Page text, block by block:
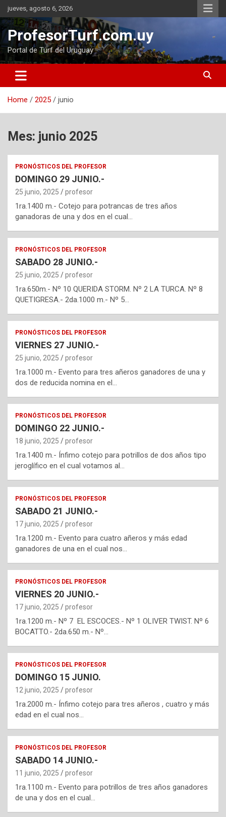
Skip
to
content
jueves, agosto 6, 2026
ProfesorTurf.com.uy
Portal de Turf del Uruguay
Home 2025 junio
Mes: junio 2025
PRONÓSTICOS DEL PROFESOR
DOMINGO 29 JUNIO.-
25 junio, 2025 profesor
1ra.1400 m.- Cotejo para potrancas de tres años
ganadoras de una y dos en el cual…
PRONÓSTICOS DEL PROFESOR
SABADO 28 JUNIO.-
25 junio, 2025 profesor
1ra.650m.- Nº 10 QUERIDA STORM. Nº 2 LA TURCA. Nº 8
QUETIGRESA.- 2da.1000 m.- Nº 5…
PRONÓSTICOS DEL PROFESOR
VIERNES 27 JUNIO.-
25 junio, 2025 profesor
1ra.1000 m.- Evento para tres añeros ganadores de una y
dos de reducida nomina en el…
PRONÓSTICOS DEL PROFESOR
DOMINGO 22 JUNIO.-
18 junio, 2025 profesor
1ra.1400 m.- Ínfimo cotejo para potrillos de dos años tipo
jeroglífico en el cual votamos al…
PRONÓSTICOS DEL PROFESOR
SABADO 21 JUNIO.-
17 junio, 2025 profesor
1ra.1200 m.- Evento para cuatro añeros y más edad
ganadores de una en el cual nos…
PRONÓSTICOS DEL PROFESOR
VIERNES 20 JUNIO.-
17 junio, 2025 profesor
1ra.1200 m.- Nº 7 EL ESCOCES.- Nº 1 OLIVER TWIST. Nº 6
BOCATTO.- 2da.650 m.- Nº…
PRONÓSTICOS DEL PROFESOR
DOMINGO 15 JUNIO.
12 junio, 2025 profesor
1ra.2000 m.- Ínfimo cotejo para tres añeros , cuatro y más
edad en el cual nos…
PRONÓSTICOS DEL PROFESOR
SABADO 14 JUNIO.-
11 junio, 2025 profesor
1ra.1100 m.- Evento para potrillos de tres años ganadores
de una y dos en el cual…